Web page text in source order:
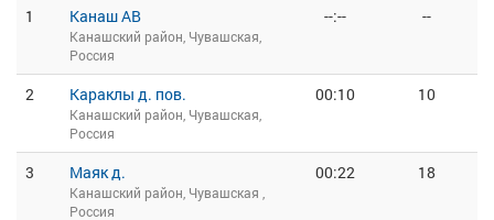
1
Канаш АВ
Канашский район, Чувашская,
Россия
--:-- --
2 Караклы д. пов.
Канашский район, Чувашская,
Россия
00:10 10
3 Маяк д.
Канашский район, Чувашская ,
Россия
00:22 18